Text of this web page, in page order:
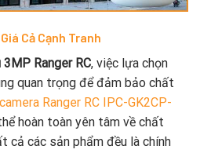
Cả Cạnh Tranh
Ranger RC, việc lựa chọn
quan trọng để đảm bảo chất
Ranger RC IPC-GK2CP-
hoàn toàn yên tâm về chất
cả các sản phẩm đều là chính